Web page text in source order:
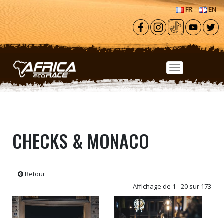
Aller au contenu principal
FR EN
CHECKS & MONACO
Retour
Affichage de 1 - 20 sur 173